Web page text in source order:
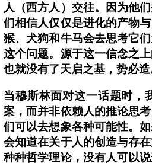
人（西方人）交往。因为他
们相信人仅仅是进化的产物
猴、犬狗和牛马会去思考它
这个问题。源于这一信念之
也就没有了天启之基，势必
当穆斯林面对这一话题时，
案，而并非依赖人的推论思
们可以去想象各种可能性。
会知道在关于人的创造与存
种种哲学理论，没有人可以